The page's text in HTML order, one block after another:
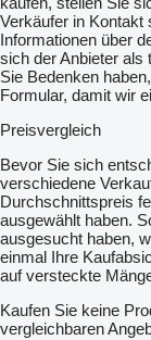
Verkäufer in Kontakt
Informationen über
sich der Anbieter als
Sie Bedenken
Formular, damit wir
Preisvergleich
Bevor Sie sich
verschiedene
Durchschnittspreis
ausgewählt haben.
ausgesucht haben,
einmal Ihre
auf versteckte
Kaufen Sie keine
vergleichbaren